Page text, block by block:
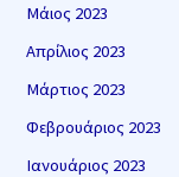
Μάιος 2023
Απρίλιος 2023
Μάρτιος 2023
Φεβρουάριος 2023
Ιανουάριος 2023